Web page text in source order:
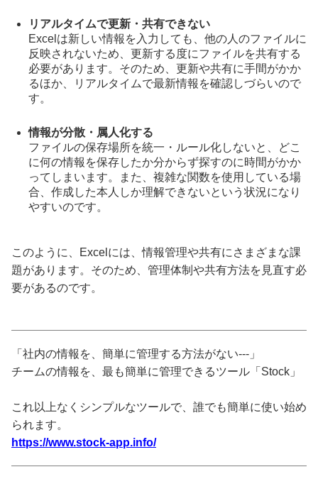
リアルタイムで更新・共有できない
Excelは新しい情報を入力しても、他の人のファイルに
反映されないため、更新する度にファイルを共有する
必要があります。そのため、更新や共有に手間がかか
るほか、リアルタイムで最新情報を確認しづらいので
す。
情報が分散・属人化する
ファイルの保存場所を統一・ルール化しないと、どこ
に何の情報を保存したか分からず探すのに時間がかか
ってしまいます。また、複雑な関数を使用している場
合、作成した本人しか理解できないという状況になり
やすいのです。
このように、Excelには、情報管理や共有にさまざまな課
題があります。そのため、管理体制や共有方法を見直す必
要があるのです。
「社内の情報を、簡単に管理する方法がない---」
チームの情報を、最も簡単に管理できるツール「Stock」
これ以上なくシンプルなツールで、誰でも簡単に使い始め
られます。
https://www.stock-app.info/